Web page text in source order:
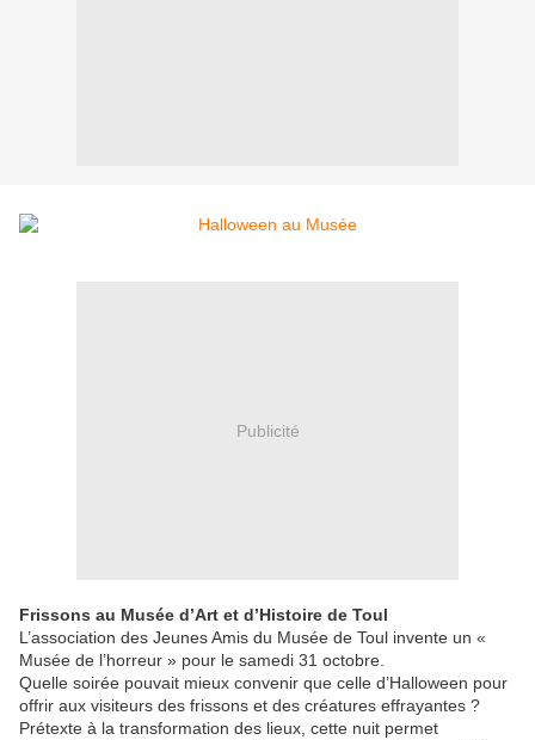
Publicité
Frissons au Musée d’Art et d’Histoire de Toul
L’association des Jeunes Amis du Musée de Toul invente un «
Musée de l’horreur » pour le samedi 31 octobre.
Quelle soirée pouvait mieux convenir que celle d’Halloween pour
offrir aux visiteurs des frissons et des créatures effrayantes ?
Prétexte à la transformation des lieux, cette nuit permet